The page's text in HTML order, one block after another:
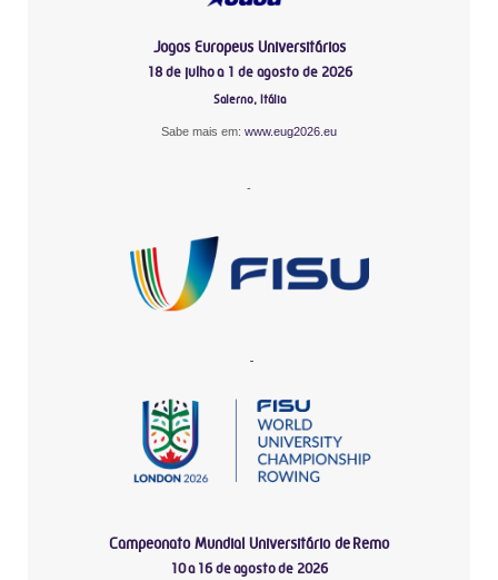
Jogos Europeus Universitários
18 de julho a 1 de agosto de 2026
Salerno, Itália
Sabe mais em: www.eug2026.eu
-
-
Campeonato Mundial Universitário de Remo
10 a 16 de agosto de 2026